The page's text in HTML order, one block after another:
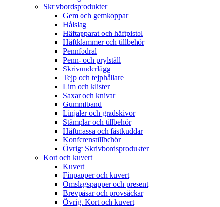
Skrivbordsprodukter
Gem och gemkoppar
Hålslag
Häftapparat och häftpistol
Häftklammer och tillbehör
Pennfodral
Penn- och prylställ
Skrivunderlägg
Tejp och tejphållare
Lim och klister
Saxar och knivar
Gummiband
Linjaler och gradskivor
Stämplar och tillbehör
Häftmassa och fästkuddar
Konferenstillbehör
Övrigt Skrivbordsprodukter
Kort och kuvert
Kuvert
Finpapper och kuvert
Omslagspapper och present
Brevpåsar och provsäckar
Övrigt Kort och kuvert